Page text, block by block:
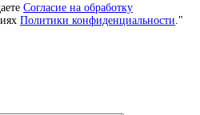
Согласие на обработку
Политики конфиденциальности ."